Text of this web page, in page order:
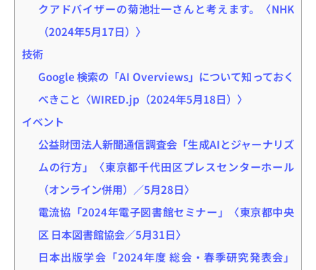
クアドバイザーの菊池壮一さんと考えます。〈NHK
（2024年5月17日）〉
技術
Google 検索の「AI Overviews」について知っておく
べきこと〈WIRED.jp（2024年5月18日）〉
イベント
公益財団法人新聞通信調査会「生成AIとジャーナリズ
ムの行方」〈東京都千代田区プレスセンターホール
（オンライン併用）／5月28日〉
電流協「2024年電子図書館セミナー」〈東京都中央
区 日本図書館協会／5月31日〉
日本出版学会「2024年度 総会・春季研究発表会」